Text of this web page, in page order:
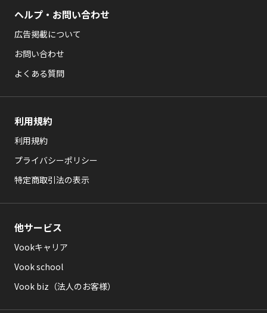
ヘルプ・お問い合わせ
広告掲載について
お問い合わせ
よくある質問
利用規約
利用規約
プライバシーポリシー
特定商取引法の表示
他サービス
Vookキャリア
Vook school
Vook biz（法人のお客様）